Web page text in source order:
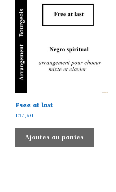
Free at last
€17,50
Ajouter au panier